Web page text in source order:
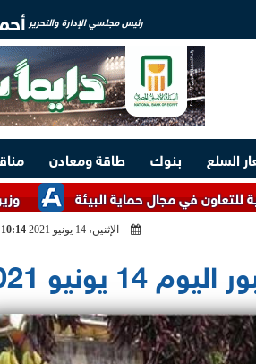
رئيس مجلسي الإدارة والتحرير
السلع بنوك طاقة ومعادن
وزير الكهرباء: حماية البيئة
الإثنين، 14 يونيو 2021 10:14 صـ
يونيو 2021